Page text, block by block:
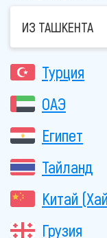
ИЗ ТАШКЕНТА
Турция
ОАЭ
Египет
Тайланд
Китай
Грузия